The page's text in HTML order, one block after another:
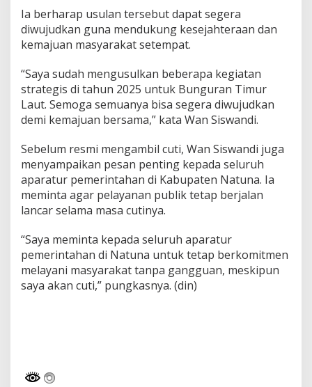
Ia berharap usulan tersebut dapat segera
diwujudkan guna mendukung kesejahteraan dan
kemajuan masyarakat setempat.
“Saya sudah mengusulkan beberapa kegiatan
strategis di tahun 2025 untuk Bunguran Timur
Laut. Semoga semuanya bisa segera diwujudkan
demi kemajuan bersama,” kata Wan Siswandi.
Sebelum resmi mengambil cuti, Wan Siswandi juga
menyampaikan pesan penting kepada seluruh
aparatur pemerintahan di Kabupaten Natuna. Ia
meminta agar pelayanan publik tetap berjalan
lancar selama masa cutinya.
“Saya meminta kepada seluruh aparatur
pemerintahan di Natuna untuk tetap berkomitmen
melayani masyarakat tanpa gangguan, meskipun
saya akan cuti,” pungkasnya. (din)